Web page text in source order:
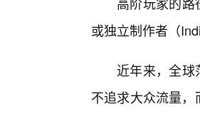
或独立制作者（
近年来，全球
不追求大众流量